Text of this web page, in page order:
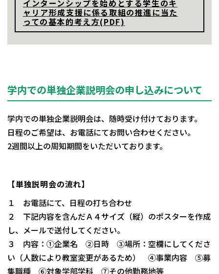
インターンシップを始めとする学生のキ
ャリア形成支援に係る取組の推進に当た
っての基本的考え方(PDF)
学内での単独企業説明会の申し込みについて
学内での単独企業説明会は、随時受け付けております。
日程のご希望は、お電話にてお問い合わせください。
2週間以上の周知期間をいただいております。
【単独説明会の流れ】
１ お電話にて、日程の打ち合わせ
２ 下記内容を含んだＡ４サイズ（縦）のポスターを作成
し、メールで送付してください。
３ 内容：①企業名 ②日時 ③場所：空欄にしてくださ
い（人数により教室変更があるため） ④事業内容 ⑤募
集職種 ⑥対象学部学科 ⑦その他勤務地等